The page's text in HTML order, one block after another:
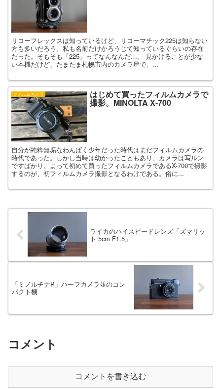
リコーフレックスは知っているけど、リコーマチック225は知らない
方も多いだろう。私も名前だけかろうじて知っているぐらいの存在
だった。そもそも「225」ってなんなんだ…。 見かけることが少な
い本機だけど、たまたま札幌市内のカメラ屋で、...
フィルムカメラ はじめて買ったフィルムカメラで
撮影。MINOLTA X-700
自分が純粋無垢なわんぱく少年だった時代はまだフィルムカメラの
時代であった。しかし当時は幼かったこともあり、カメラは写ルン
ですばかり。よって初めて買ったフィルムカメラであるX-700で撮影
するのが、初フィルムカメラ撮影となるわけである。俗に...
ライカのハイスピードレンズ「ズマリッ
ト 5cm F1.5」
「ミノルチナP」ハーフカメラ並のコン
パクト機
コメント
コメントを書き込む